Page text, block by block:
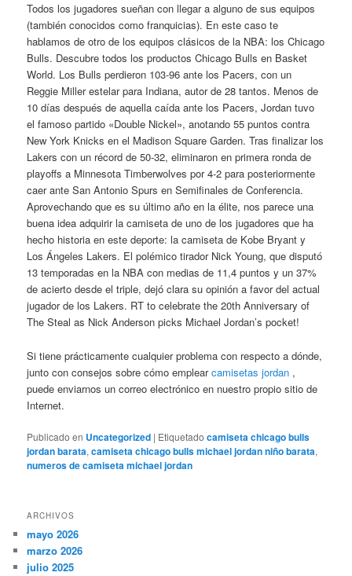
Todos los jugadores sueñan con llegar a alguno de sus equipos
(también conocidos como franquicias). En este caso te
hablamos de otro de los equipos clásicos de la NBA: los Chicago
Bulls. Descubre todos los productos Chicago Bulls en Basket
World. Los Bulls perdieron 103-96 ante los Pacers, con un
Reggie Miller estelar para Indiana, autor de 28 tantos. Menos de
10 días después de aquella caída ante los Pacers, Jordan tuvo
el famoso partido «Double Nickel», anotando 55 puntos contra
New York Knicks en el Madison Square Garden. Tras finalizar los
Lakers con un récord de 50-32, eliminaron en primera ronda de
playoffs a Minnesota Timberwolves por 4-2 para posteriormente
caer ante San Antonio Spurs en Semifinales de Conferencia.
Aprovechando que es su último año en la élite, nos parece una
buena idea adquirir la camiseta de uno de los jugadores que ha
hecho historia en este deporte: la camiseta de Kobe Bryant y
Los Ángeles Lakers. El polémico tirador Nick Young, que disputó
13 temporadas en la NBA con medias de 11,4 puntos y un 37%
de acierto desde el triple, dejó clara su opinión a favor del actual
jugador de los Lakers. RT to celebrate the 20th Anniversary of
The Steal as Nick Anderson picks Michael Jordan’s pocket!
Si tiene prácticamente cualquier problema con respecto a dónde,
junto con consejos sobre cómo emplearcamisetas jordan ,
puede enviarnos un correo electrónico en nuestro propio sitio de
Internet.
Publicado en Uncategorized | Etiquetado camiseta chicago bulls
jordan barata,camiseta chicago bulls michael jordan niño barata,
numeros de camiseta michael jordan
ARCHIVOS
mayo 2026
marzo 2026
julio 2025